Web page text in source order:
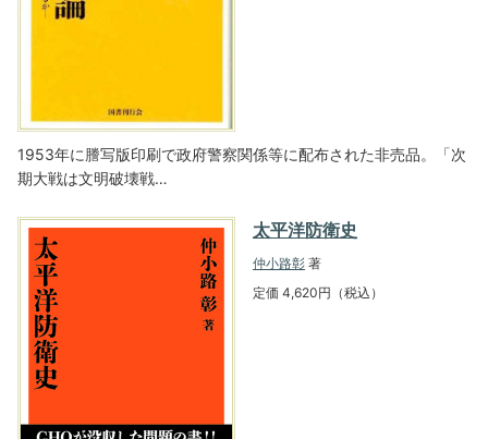
1953年に謄写版印刷で政府警察関係等に配布された非売品。「次
期大戦は文明破壊戦…
太平洋防衛史
仲小路彰 著
定価 4,620円（税込）